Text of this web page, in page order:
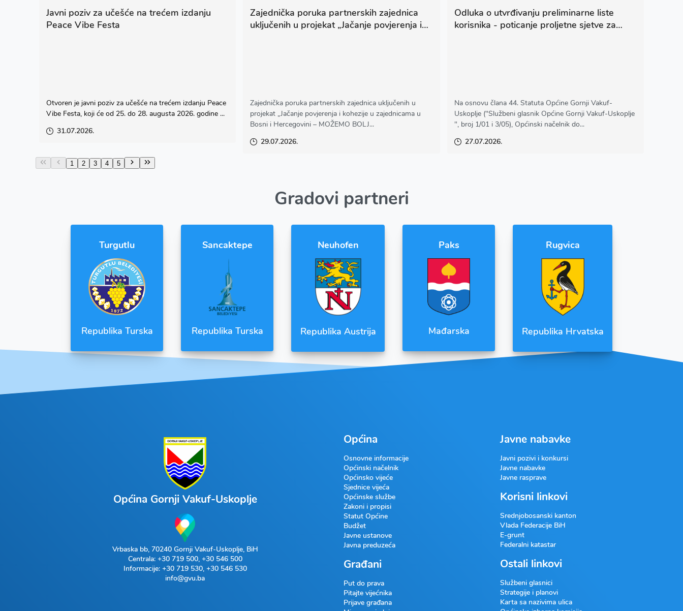
Javni poziv za učešće na trećem izdanju
Peace Vibe Festa
Otvoren je javni poziv za učešće na trećem izdanju Peace
Vibe Festa, koji će od 25. do 28. augusta 2026. godine ...
31.07.2026.
Zajednička poruka partnerskih zajednica
uključenih u projekat „Jačanje povjerenja i
Zajednička poruka partnerskih zajednica uključenih u
projekat „Jačanje povjerenja i kohezije u zajednicama u
Bosni i Hercegovini – MOŽEMO BOLJ...
29.07.2026.
Odluka o utvrđivanju preliminarne liste
korisnika - poticanje proljetne sjetve za
Na osnovu člana 44. Statuta Općine Gornji Vakuf-
Uskoplje ("Službeni glasnik Općine Gornji Vakuf-Uskoplje
", broj 1/01 i 3/05), Općinski načelnik do...
27.07.2026.
1 2 3 4 5
Gradovi partneri
Turgutlu
Republika Turska
Sancaktepe
Republika Turska
Neuhofen
Republika Austrija
Paks
Mađarska
Rugvica
Republika Hrvatska
Općina Gornji Vakuf-Uskoplje
Vrbaska bb, 70240 Gornji Vakuf-Uskoplje, BiH
Centrala: +30 719 500, +30 546 500
Informacije: +30 719 530, +30 546 530
info@gvu.ba
Općina
Osnovne informacije
Općinski načelnik
Općinsko vijeće
Sjednice vijeća
Općinske službe
Zakoni i propisi
Statut Općine
Budžet
Javne ustanove
Javna preduzeća
Građani
Put do prava
Pitajte vijećnika
Prijave građana
Javne nabavke
Javni pozivi i konkursi
Javne nabavke
Javne rasprave
Korisni linkovi
Srednjobosanski kanton
Vlada Federacije BiH
E-grunt
Federalni katastar
Ostali linkovi
Službeni glasnici
Strategije i planovi
Karta sa nazivima ulica